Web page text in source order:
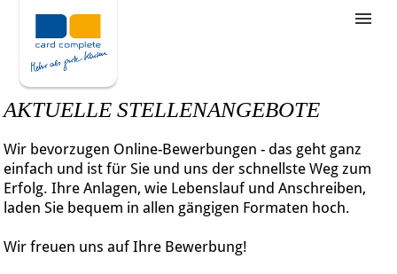
Stellenangebote
Unternehmensziele
Wie bewerbe ich mich
AKTUELLE STELLENANGEBOTE
Wir bevorzugen Online-Bewerbungen - das geht ganz
einfach und ist für Sie und uns der schnellste Weg zum
Erfolg. Ihre Anlagen, wie Lebenslauf und Anschreiben,
laden Sie bequem in allen gängigen Formaten hoch.
Wir freuen uns auf Ihre Bewerbung!